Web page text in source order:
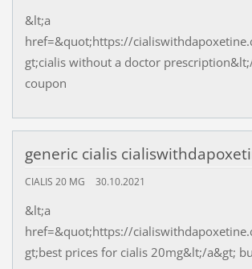
&lt;a
href=&quot;https://
gt;cialis without a doctor
coupon
generic cialis
CIALIS 20 MG 30.10.2021
&lt;a
href=&quot;https://
gt;best prices for cialis 20mg&lt;/a&gt;